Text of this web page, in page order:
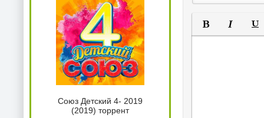
Полужирный
Курсив
Союз Детский 4- 2019
(2019) торрент